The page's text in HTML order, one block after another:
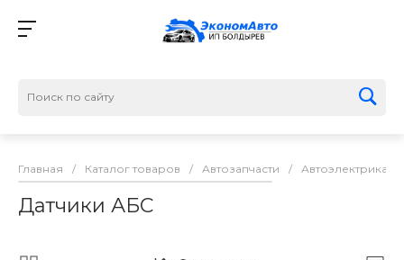
Главная / Каталог товаров / Автозапчасти / Автоэлектрика
Датчики АБС